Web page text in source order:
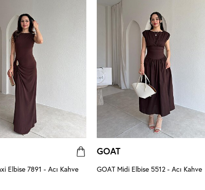
Elbise 7891 - Acı Kahve
GOAT
GOAT Midi Elbise 5512 - Acı Kahve